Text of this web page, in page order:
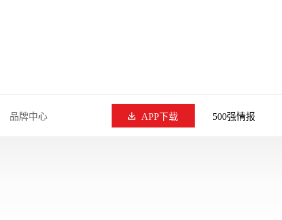
品牌中心 APP下载 500强情报